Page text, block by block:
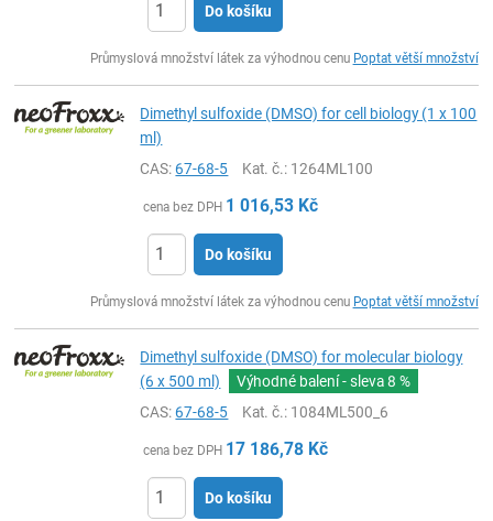
Do košíku
Průmyslová množství látek za výhodnou cenu Poptat větší množství
Dimethyl sulfoxide (DMSO) for cell biology (1 x 100
ml)
CAS:67-68-5 Kat. č.: 1264ML100
cena bez DPH 1 016,53 Kč
Do košíku
Průmyslová množství látek za výhodnou cenu Poptat větší množství
Dimethyl sulfoxide (DMSO) for molecular biology
(6 x 500 ml)
Výhodné balení - sleva8 %
CAS:67-68-5 Kat. č.: 1084ML500_6
cena bez DPH 17 186,78 Kč
Do košíku